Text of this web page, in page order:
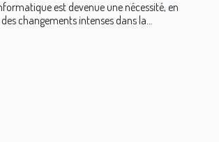
est devenue une nécessité, en
changements intenses dans la...